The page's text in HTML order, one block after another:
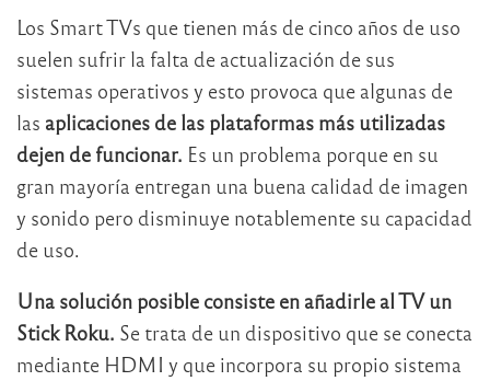
Los Smart TVs que tienen más de cinco años de uso
suelen sufrir la falta de actualización de sus
sistemas operativos y esto provoca que algunas de
las aplicaciones de las plataformas más utilizadas
dejen de funcionar. Es un problema porque en su
gran mayoría entregan una buena calidad de imagen
y sonido pero disminuye notablemente su capacidad
de uso.
Una solución posible consiste en añadirle al TV un
Stick Roku. Se trata de un dispositivo que se conecta
mediante HDMI y que incorpora su propio sistema